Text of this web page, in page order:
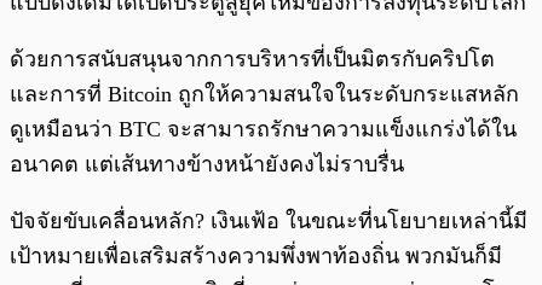
ด้วยการสนับสนุนจากการบริหารที่เป็นมิตรกับคริปโต
และการที่ Bitcoin ถูกให้ความสนใจในระดับกระแสหลัก
ดูเหมือนว่า BTC จะสามารถรักษาความแข็งแกร่งได้ใน
อนาคต แต่เส้นทางข้างหน้ายังคงไม่ราบรื่น
ปัจจัยขับเคลื่อนหลัก? เงินเฟ้อ ในขณะที่นโยบายเหล่านี้มี
เป้าหมายเพื่อเสริมสร้างความพึ่งพาท้องถิ่น พวกมันก็มี